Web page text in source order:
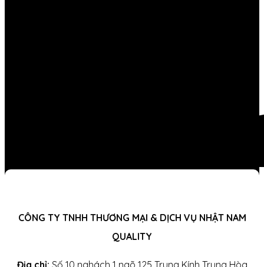
CÔNG TY TNHH THƯƠNG MẠI & DỊCH VỤ NHẬT NAM
QUALITY